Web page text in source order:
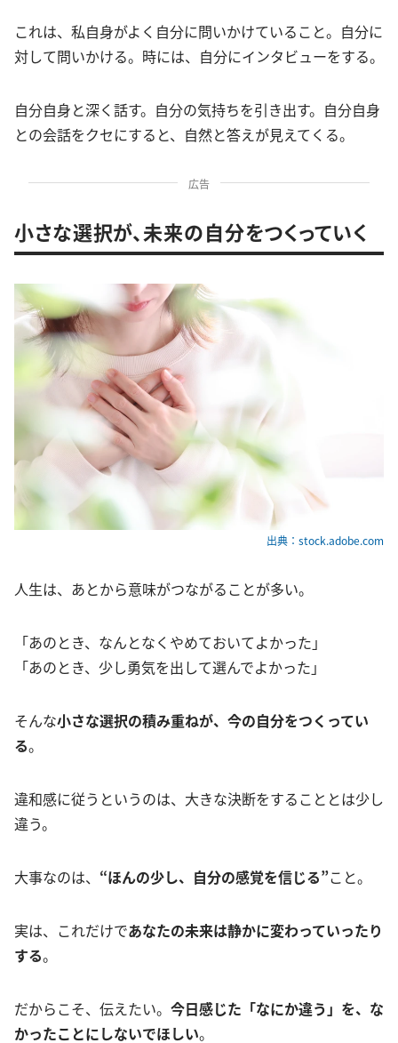
これは、私自身がよく自分に問いかけていること。自分に
対して問いかける。時には、自分にインタビューをする。
自分自身と深く話す。自分の気持ちを引き出す。自分自身
との会話をクセにすると、自然と答えが見えてくる。
広告
小さな選択が、未来の自分をつくっていく
出典：stock.adobe.com
人生は、あとから意味がつながることが多い。
「あのとき、なんとなくやめておいてよかった」
「あのとき、少し勇気を出して選んでよかった」
そんな小さな選択の積み重ねが、今の自分をつくってい
る。
違和感に従うというのは、大きな決断をすることとは少し
違う。
大事なのは、 “ほんの少し、自分の感覚を信じる”こと。
実は、これだけであなたの未来は静かに変わっていったり
する。
だからこそ、伝えたい。 今日感じた「なにか違う」を、な
かったことにしないでほしい。